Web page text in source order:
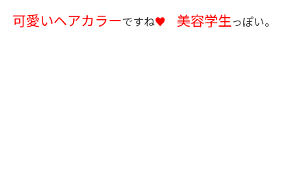
可愛いヘアカラーですね♥ 美容学生っぽい。